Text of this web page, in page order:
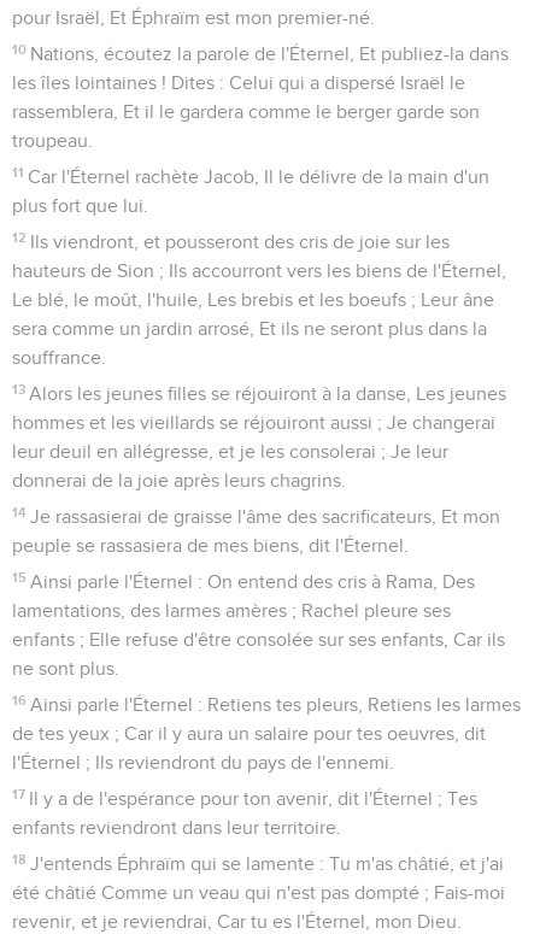
pour Israël, Et Éphraïm est mon premier-né.
10 Nations, écoutez la parole de l'Éternel, Et publiez-la dans
les îles lointaines ! Dites : Celui qui a dispersé Israël le
rassemblera, Et il le gardera comme le berger garde son
troupeau.
11 Car l'Éternel rachète Jacob, Il le délivre de la main d'un
plus fort que lui.
12 Ils viendront, et pousseront des cris de joie sur les
hauteurs de Sion ; Ils accourront vers les biens de l'Éternel,
Le blé, le moût, l'huile, Les brebis et les boeufs ; Leur âne
sera comme un jardin arrosé, Et ils ne seront plus dans la
souffrance.
13 Alors les jeunes filles se réjouiront à la danse, Les jeunes
hommes et les vieillards se réjouiront aussi ; Je changerai
leur deuil en allégresse, et je les consolerai ; Je leur
donnerai de la joie après leurs chagrins.
14 Je rassasierai de graisse l'âme des sacrificateurs, Et mon
peuple se rassasiera de mes biens, dit l'Éternel.
15 Ainsi parle l'Éternel : On entend des cris à Rama, Des
lamentations, des larmes amères ; Rachel pleure ses
enfants ; Elle refuse d'être consolée sur ses enfants, Car ils
ne sont plus.
16 Ainsi parle l'Éternel : Retiens tes pleurs, Retiens les larmes
de tes yeux ; Car il y aura un salaire pour tes oeuvres, dit
l'Éternel ; Ils reviendront du pays de l'ennemi.
17 Il y a de l'espérance pour ton avenir, dit l'Éternel ; Tes
enfants reviendront dans leur territoire.
18 J'entends Éphraïm qui se lamente : Tu m'as châtié, et j'ai
été châtié Comme un veau qui n'est pas dompté ; Fais-moi
revenir, et je reviendrai, Car tu es l'Éternel, mon Dieu.